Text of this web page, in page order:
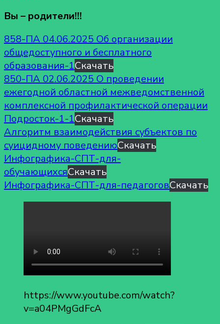
Вы – родители!!!
858-ПА 04.06.2025 Об организации
общедоступного и бесплатного
образования-1Скачать
850-ПА 02.06.2025 О проведении
ежегодной областной межведомственной
комплексной профилактической операции
Подросток-1-1Скачать
Алгоритм взаимодействия субъектов по
суицидному поведениюСкачать
Инфографика-СПТ-для-
обучающихсяСкачать
Инфографика-СПТ-для-педагоговСкачать
https://www.youtube.com/watch?
v=a04PMgGdFcA